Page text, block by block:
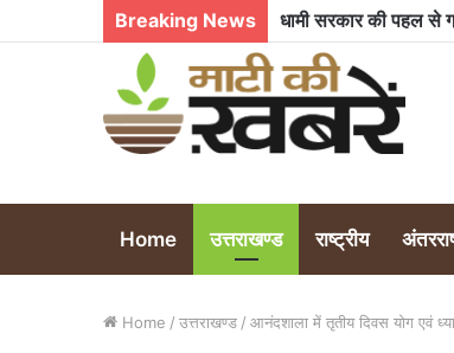
Breaking News
Home उत्तराखण्ड राष्ट्रीय
Home / उत्तराखण्ड / आनंदशाला में तृतीय दिवस योग एवं